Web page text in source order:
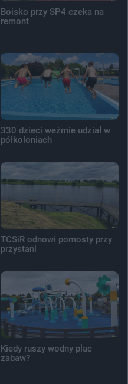
Boisko przy SP4 czeka na
remont
330 dzieci weźmie udział w
półkoloniach
TCSiR odnowi pomosty przy
przystani
Kiedy ruszy wodny plac
zabaw?